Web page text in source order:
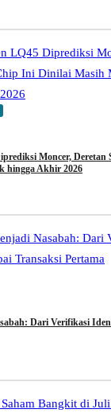
Moncer, Deretan
hingga Akhir 2026
Dari Verifikasi